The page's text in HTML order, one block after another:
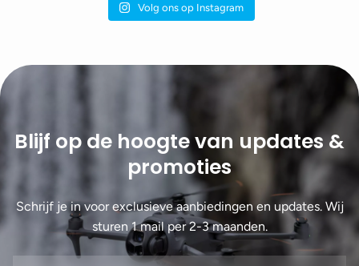
Volg ons op Instagram
Blijf op de hoogte van updates &
promoties
Schrijf je in voor exclusieve aanbiedingen en updates. Wij
sturen 1 mail per 2-3 maanden.